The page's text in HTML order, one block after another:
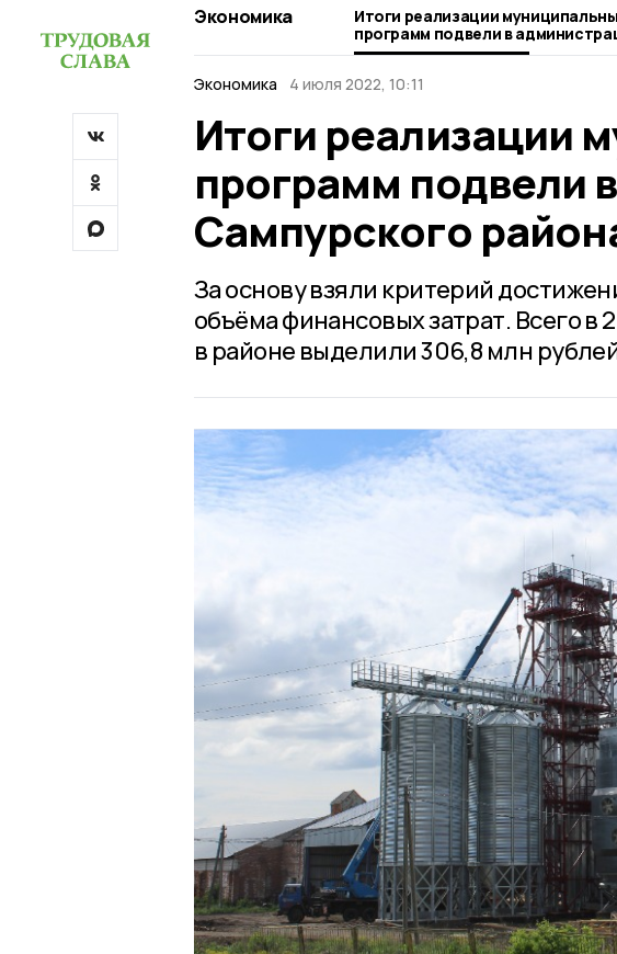
Экономика
Итоги реализации
программ подвели в
Сампурского района
Экономика
4 июля 2022, 10:11
Итоги реализации
программ подвели
Сампурского
За основу взяли критерий
объёма финансовых затрат. Всего в
в районе выделили 306,8 млн